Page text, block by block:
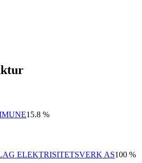
15.8 %
ELEKTRISITETSVERK AS100 %